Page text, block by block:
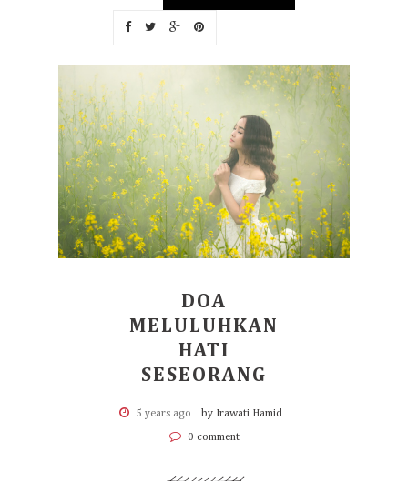
DOA
MELULUHKAN
HATI
SESEORANG
5 years ago by Irawati Hamid
0 comment